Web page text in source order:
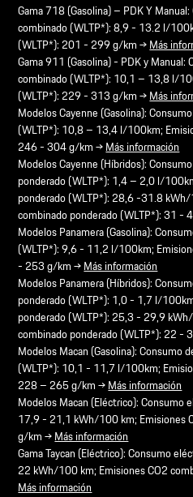
Gama 718 (Gasolina) – PDK Y
combinado (WLTP*): 8,9 - 13.2 l/
(WLTP*): 201 - 299 g/km →Más
Gama 911 (Gasolina) - PDK y
combinado (WLTP*): 10,1 – 13,8 l/
(WLTP*): 229 - 313 g/km →Más
Modelos Cayenne (Gasolina):
(WLTP*): 10,8 – 13,4 l/100km;
246 - 304 g/km →Más información
Modelos Cayenne (Híbridos):
ponderado (WLTP*): 1,4 – 2,0 l/
ponderado (WLTP*): 28,6 -31.8
combinado ponderado (WLTP*): 31 -
Modelos Panamera (Gasolina):
(WLTP*): 9,6 - 11,2 l/100km;
- 253 g/km →Más información
Modelos Panamera (Híbridos):
ponderado (WLTP*): 1,0 - 1,7 l/
ponderado (WLTP*): 25,3 - 29,9
combinado ponderado (WLTP*): 22 -
Modelos Macan (Gasolina): Consumo
(WLTP*): 10,1 - 11,7 l/100km;
228 – 265 g/km →Más información
Modelos Macan (Eléctrico): Consumo
17,9 - 21,1 kWh/100 km; Emisiones
g/km →Más información
Gama Taycan (Eléctrico): Consumo
22 kWh/100 km; Emisiones CO2
Más información